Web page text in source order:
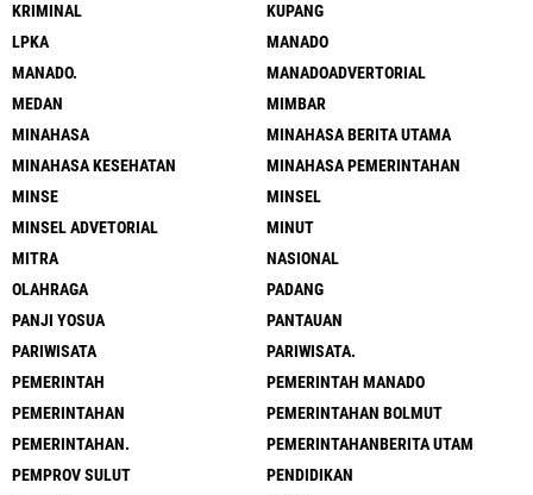
KRIMINAL
KUPANG
LPKA
MANADO
MANADO.
MANADOADVERTORIAL
MEDAN
MIMBAR
MINAHASA
MINAHASA BERITA UTAMA
MINAHASA KESEHATAN
MINAHASA PEMERINTAHAN
MINSE
MINSEL
MINSEL ADVETORIAL
MINUT
MITRA
NASIONAL
OLAHRAGA
PADANG
PANJI YOSUA
PANTAUAN
PARIWISATA
PARIWISATA.
PEMERINTAH
PEMERINTAH MANADO
PEMERINTAHAN
PEMERINTAHAN BOLMUT
PEMERINTAHAN.
PEMERINTAHANBERITA UTAM
PEMPROV SULUT
PENDIDIKAN